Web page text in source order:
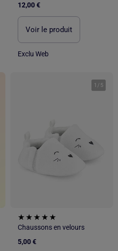
12,00 €
Voir le produit
Exclu Web
1 / 5
Chaussons en velours
5,00 €